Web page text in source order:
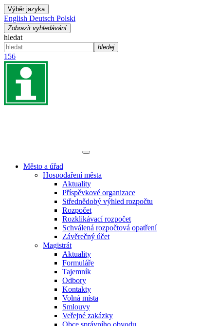
Výběr jazyka
English Deutsch Polski
Zobrazit vyhledávání
hledat
hledej
156
Město a úřad
Hospodaření města
Aktuality
Příspěvkové organizace
Střednědobý výhled rozpočtu
Rozpočet
Rozklikávací rozpočet
Schválená rozpočtová opatření
Závěrečný účet
Magistrát
Aktuality
Formuláře
Tajemník
Odbory
Kontakty
Volná místa
Smlouvy
Veřejné zakázky